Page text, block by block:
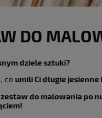
DO
dziele sztuki?
co umili Ci długie
do malowania po